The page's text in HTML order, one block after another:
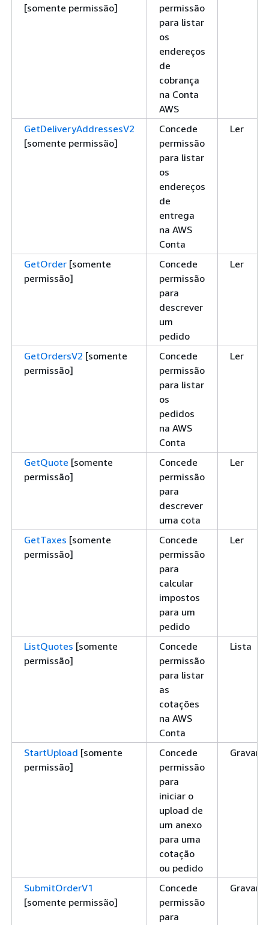
[somente permissão]
permissão
para listar
os
endereços
de
cobrança
na Conta
AWS
GetDeliveryAddressesV2
[somente permissão]
Concede
permissão
para listar
os
endereços
de
entrega
na AWS
Conta
Ler
GetOrder [somente
permissão]
Concede
permissão
para
descrever
um
pedido
Ler
GetOrdersV2 [somente
permissão]
Concede
permissão
para listar
os
pedidos
na AWS
Conta
Ler
GetQuote [somente
permissão]
Concede
permissão
para
descrever
uma cota
Ler
GetTaxes [somente
permissão]
Concede
permissão
para
calcular
impostos
para um
pedido
Ler
ListQuotes [somente
permissão]
Concede
permissão
para listar
as
cotações
na AWS
Conta
Lista
StartUpload [somente
permissão]
Concede
permissão
para
iniciar o
upload de
um anexo
para uma
cotação
ou pedido
Gravar
SubmitOrderV1
[somente permissão]
Concede
permissão
para
Gravar